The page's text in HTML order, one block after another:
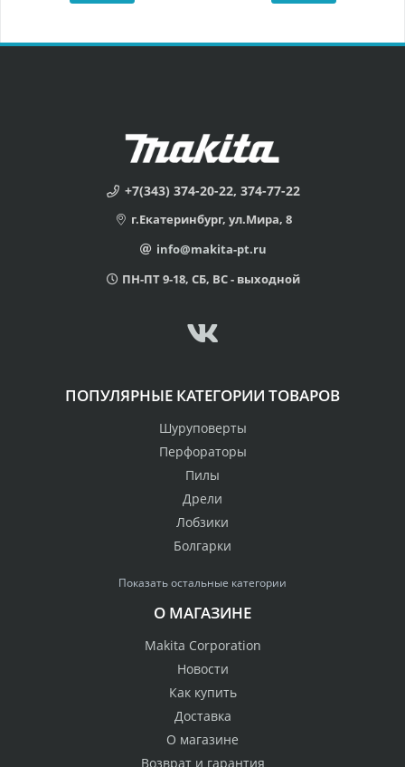
+7(343) 374-20-22, 374-77-22
г.Екатеринбург, ул.Мира, 8
info@makita-pt.ru
ПН-ПТ 9-18, СБ, ВС - выходной
ПОПУЛЯРНЫЕ КАТЕГОРИИ ТОВАРОВ
Шуруповерты
Перфораторы
Пилы
Дрели
Лобзики
Болгарки
Показать остальные категории
О МАГАЗИНЕ
Makita Corporation
Новости
Как купить
Доставка
О магазине
Возврат и гарантия